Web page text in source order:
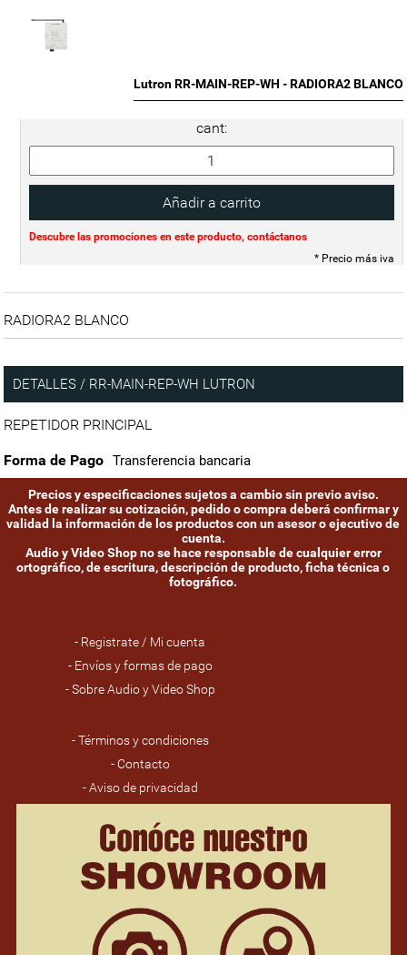
Lutron RR-MAIN-REP-WH - RADIORA2 BLANCO
cant:
Descubre las promociones en este producto, contáctanos
* Precio más iva
RADIORA2 BLANCO
DETALLES / RR-MAIN-REP-WH LUTRON
REPETIDOR PRINCIPAL
Forma de Pago Transferencia bancaria
Precios y especificaciones sujetos a cambio sin previo aviso.
Antes de realizar su cotización, pedido o compra deberá confirmar y
validad la información de los productos con un asesor o ejecutivo de
cuenta.
Audio y Video Shop no se hace responsable de cualquier error
ortográfico, de escritura, descripción de producto, ficha técnica o
fotográfico.
- Registrate / Mi cuenta
- Envíos y formas de pago
- Sobre Audio y Video Shop
- Términos y condiciones
- Contacto
- Aviso de privacidad